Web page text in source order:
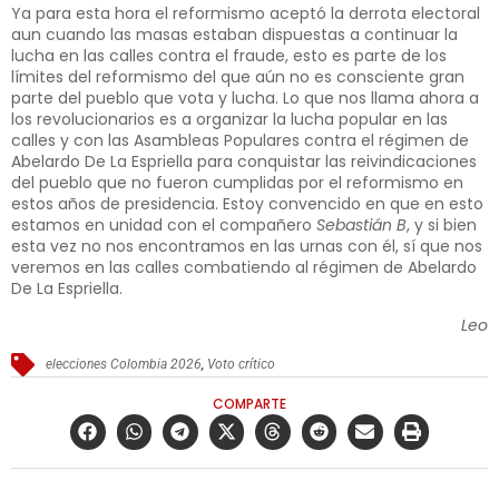
Ya para esta hora el reformismo aceptó la derrota electoral
aun cuando las masas estaban dispuestas a continuar la
lucha en las calles contra el fraude, esto es parte de los
límites del reformismo del que aún no es consciente gran
parte del pueblo que vota y lucha. Lo que nos llama ahora a
los revolucionarios es a organizar la lucha popular en las
calles y con las Asambleas Populares contra el régimen de
Abelardo De La Espriella para conquistar las reivindicaciones
del pueblo que no fueron cumplidas por el reformismo en
estos años de presidencia. Estoy convencido en que en esto
estamos en unidad con el compañero Sebastián B, y si bien
esta vez no nos encontramos en las urnas con él, sí que nos
veremos en las calles combatiendo al régimen de Abelardo
De La Espriella.
Leo
elecciones Colombia 2026, Voto crítico
COMPARTE